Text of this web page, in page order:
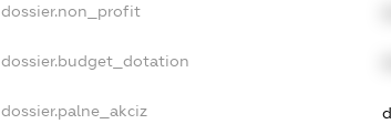
dossier.non_profit
dossier.budget_dotation
dossier.palne_akciz